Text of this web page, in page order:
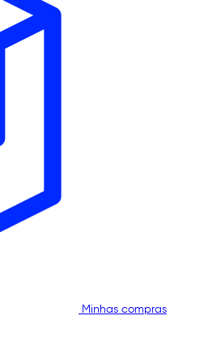
Minhas compras